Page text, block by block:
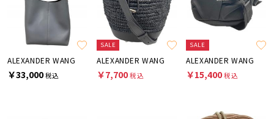
ALEXANDER WANG
￥33,000税込
SALE
ALEXANDER WANG
￥7,700税込
SALE
ALEXANDER WANG
￥15,400税込